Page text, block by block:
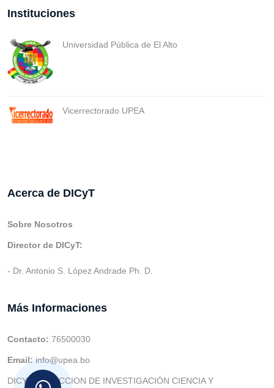
Instituciones
Universidad Pública de El Alto
Vicerrectorado UPEA
Acerca de DICyT
Sobre Nosotros
Director de DICyT:
- Dr. Antonio S. López Andrade Ph. D.
Más Informaciones
Contacto: 76500030
Email: info@upea.bo
DICYT (DIRECCION DE INVESTIGACIÓN CIENCIA Y